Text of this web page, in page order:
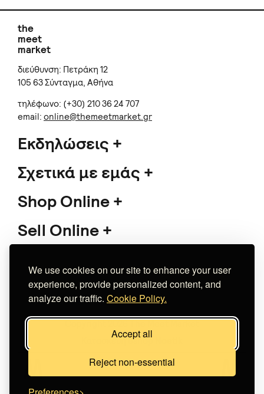
We use cookies on our site to enhance your user
experience, provide personalized content, and
analyze our traffic. Cookie Policy.
Accept all
Reject non-essential
the
meet
market
διεύθυνση: Πετράκη 12
105 63 Σύνταγμα, Αθήνα
τηλέφωνο: (+30) 210 36 24 707
email: online@themeetmarket.gr
Εκδηλώσεις
Σχετικά με εμάς
Shop Online
Sell Online
Copyright 2026 The Meet Market
Κατασκευή eshop